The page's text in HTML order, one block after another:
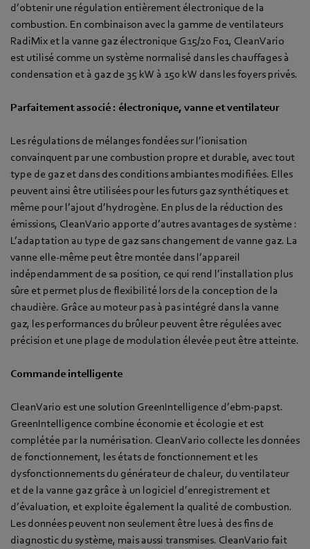
d’obtenir une régulation entièrement électronique de la
combustion. En combinaison avec la gamme de ventilateurs
RadiMix et la vanne gaz électronique G15/20 F01, CleanVario
est utilisé comme un système normalisé dans les chauffages à
condensation et à gaz de 35 kW à 150 kW dans les foyers privés.
Parfaitement associé : électronique, vanne et ventilateur
Les régulations de mélanges fondées sur l’ionisation
convainquent par une combustion propre et durable, avec tout
type de gaz et dans des conditions ambiantes modifiées. Elles
peuvent ainsi être utilisées pour les futurs gaz synthétiques et
même pour l’ajout d’hydrogène. En plus de la réduction des
émissions, CleanVario apporte d’autres avantages de système :
L’adaptation au type de gaz sans changement de vanne gaz. La
vanne elle-même peut être montée dans l’appareil
indépendamment de sa position, ce qui rend l’installation plus
sûre et permet plus de flexibilité lors de la conception de la
chaudière. Grâce au moteur pas à pas intégré dans la vanne
gaz, les performances du brûleur peuvent être régulées avec
précision et une plage de modulation élevée peut être atteinte.
Commande intelligente
CleanVario est une solution GreenIntelligence d’ebm-papst.
GreenIntelligence combine économie et écologie et est
complétée par la numérisation. CleanVario collecte les données
de fonctionnement, les états de fonctionnement et les
dysfonctionnements du générateur de chaleur, du ventilateur
et de la vanne gaz grâce à un logiciel d’enregistrement et
d’évaluation, et exploite également la qualité de combustion.
Les données peuvent non seulement être lues à des fins de
diagnostic du système, mais aussi transmises. CleanVario fait